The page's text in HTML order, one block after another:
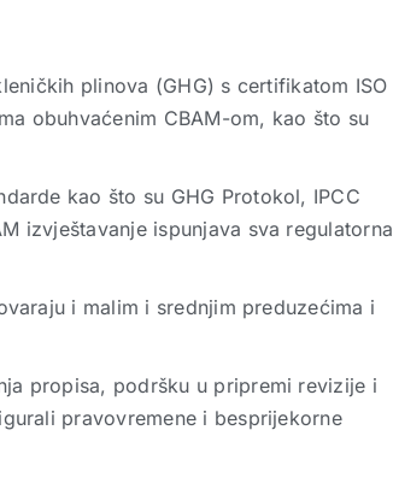
plinova (GHG) s certifikatom ISO
obuhvaćenim CBAM-om, kao što su
kao što su GHG Protokol, IPCC
izvještavanje ispunjava sva regulatorna
i malim i srednjim preduzećima i
propisa, podršku u pripremi revizije i
pravovremene i besprijekorne